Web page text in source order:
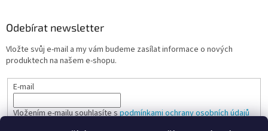
Odebírat newsletter
Vložte svůj e-mail a my vám budeme zasílat informace o nových
produktech na našem e-shopu.
E-mail
Vložením e-mailu souhlasíte spodmínkami ochrany osobních údajů